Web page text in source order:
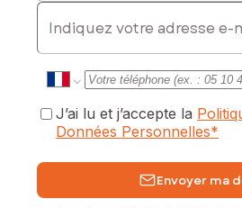
E-mail
J’ai lu et j’accepte la
Données Personnelles*
Envoyer ma